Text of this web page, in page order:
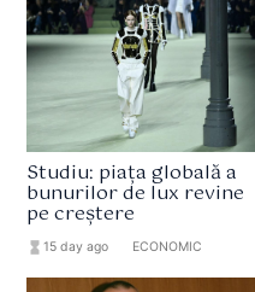
Studiu: piața globală a
bunurilor de lux revine
pe creștere
hourglass_full15 day ago ECONOMIC